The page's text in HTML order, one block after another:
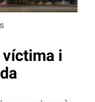
víctima i